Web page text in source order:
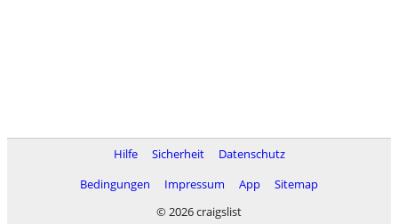
Hilfe Sicherheit
Datenschutz
Bedingungen
Impressum App
Sitemap
© 2026 craigslist